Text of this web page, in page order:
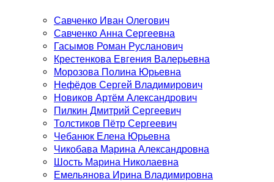
Савченко Иван Олегович
Савченко Анна Сергеевна
Гасымов Роман Русланович
Крестенкова Евгения Валерьевна
Морозова Полина Юрьевна
Нефёдов Сергей Владимирович
Новиков Артём Александрович
Пилкин Дмитрий Сергеевич
Толстиков Пётр Сергеевич
Чебанюк Елена Юрьевна
Чикобава Марина Александровна
Шость Марина Николаевна
Емельянова Ирина Владимировна